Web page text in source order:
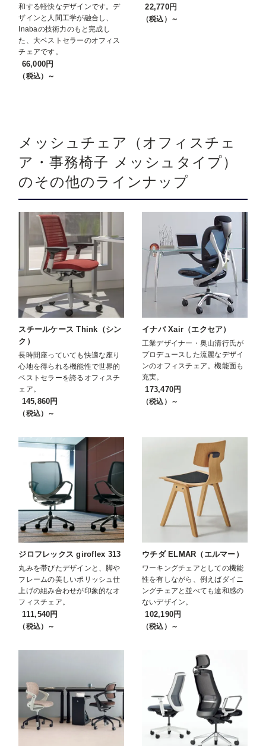
和する軽快なデザインです。デ
ザインと人間工学が融合し、
Inabaの技術力のもと完成し
た、大ベストセラーのオフィス
チェアです。
66,000円
（税込）～
22,770円
（税込）～
メッシュチェア（オフィスチェ
ア・事務椅子 メッシュタイプ）
のその他のラインナップ
スチールケース Think（シン
ク）
長時間座っていても快適な座り
心地を得られる機能性で世界的
ベストセラーを誇るオフィスチ
ェア。
145,860円
（税込）～
イナバ Xair（エクセア）
工業デザイナー・奥山清行氏が
プロデュースした流麗なデザイ
ンのオフィスチェア。機能面も
充実。
173,470円
（税込）～
ジロフレックス giroflex 313
丸みを帯びたデザインと、脚や
フレームの美しいポリッシュ仕
上げの組み合わせが印象的なオ
フィスチェア。
111,540円
（税込）～
ウチダ ELMAR（エルマー）
ワーキングチェアとしての機能
性を有しながら、例えばダイニ
ングチェアと並べても違和感の
ないデザイン。
102,190円
（税込）～